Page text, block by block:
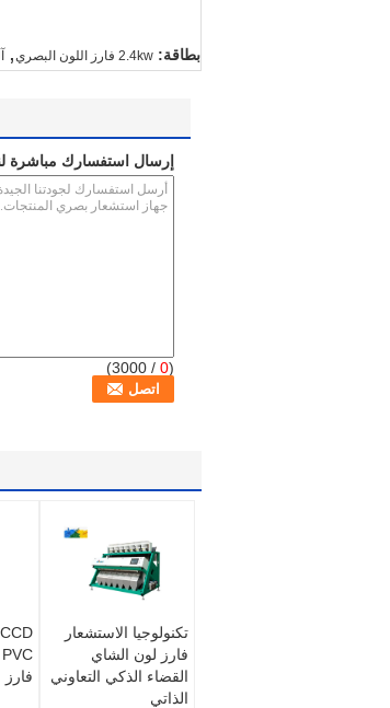
بطاقة: 2.4kw فارز اللون البصري ,
إرسال استفسارك مباشرة
(
0
/ 3000)
فارز
تكنولوجيا الاستشعار
فارز لون الشاي
القضاء الذكي التعاوني
الذاتي